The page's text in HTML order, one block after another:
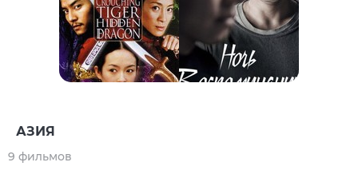
АЗИЯ
9 фильмов